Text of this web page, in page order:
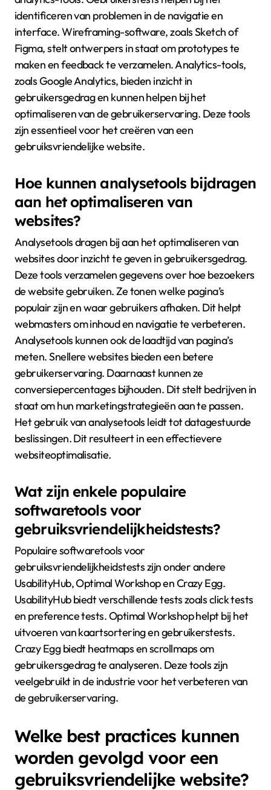
identificeren van problemen in de navigatie en
interface. Wireframing-software, zoals Sketch of
Figma, stelt ontwerpers in staat om prototypes te
maken en feedback te verzamelen. Analytics-tools,
zoals Google Analytics, bieden inzicht in
gebruikersgedrag en kunnen helpen bij het
optimaliseren van de gebruikerservaring. Deze tools
zijn essentieel voor het creëren van een
gebruiksvriendelijke website.
Hoe kunnen analysetools bijdragen
aan het optimaliseren van
websites?
Analysetools dragen bij aan het optimaliseren van
websites door inzicht te geven in gebruikersgedrag.
Deze tools verzamelen gegevens over hoe bezoekers
de website gebruiken. Ze tonen welke pagina’s
populair zijn en waar gebruikers afhaken. Dit helpt
webmasters om inhoud en navigatie te verbeteren.
Analysetools kunnen ook de laadtijd van pagina’s
meten. Snellere websites bieden een betere
gebruikerservaring. Daarnaast kunnen ze
conversiepercentages bijhouden. Dit stelt bedrijven in
staat om hun marketingstrategieën aan te passen.
Het gebruik van analysetools leidt tot datagestuurde
beslissingen. Dit resulteert in een effectievere
websiteoptimalisatie.
Wat zijn enkele populaire
softwaretools voor
gebruiksvriendelijkheidstests?
Populaire softwaretools voor
gebruiksvriendelijkheidstests zijn onder andere
UsabilityHub, Optimal Workshop en Crazy Egg.
UsabilityHub biedt verschillende tests zoals click tests
en preference tests. Optimal Workshop helpt bij het
uitvoeren van kaartsortering en gebruikerstests.
Crazy Egg biedt heatmaps en scrollmaps om
gebruikersgedrag te analyseren. Deze tools zijn
veelgebruikt in de industrie voor het verbeteren van
de gebruikerservaring.
Welke best practices kunnen
worden gevolgd voor een
gebruiksvriendelijke website?